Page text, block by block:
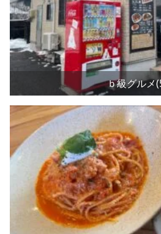
ｂ級グルメ